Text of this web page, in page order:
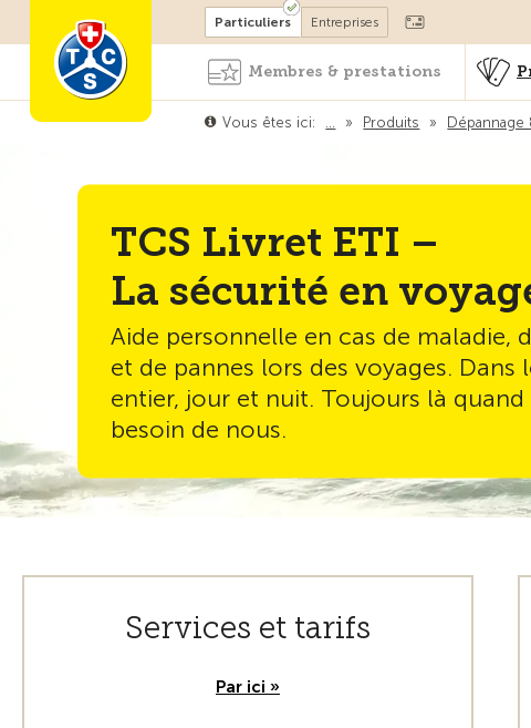
Devenir membre
Particuliers Entreprises
Membres & prestations
Vous êtes ici: … » Produits »
TCS Livret ETI –
La sécurité en
Aide personnelle en cas de maladie,
et de pannes lors des voyages. Dans
entier, jour et nuit. Toujours là quand
besoin de nous.
Services et tarifs
Par ici »